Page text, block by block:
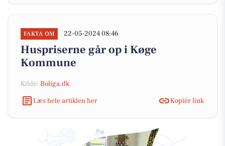
FAKTA OM 22-05-2024 08:46
Huspriserne går op i Køge
Kommune
Kilde: Boliga.dk
Læs hele artiklen her
Kopiér link